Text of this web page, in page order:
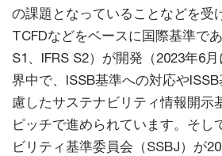
の課題となっていることなどを受
TCFDなどをベースに国際基準で
S1、IFRS S2）が開発（2023年6
界中で、ISSB基準への対応や
慮したサステナビリティ情報開示
ピッチで進められています。そし
ビリティ基準委員会（SSBJ）が